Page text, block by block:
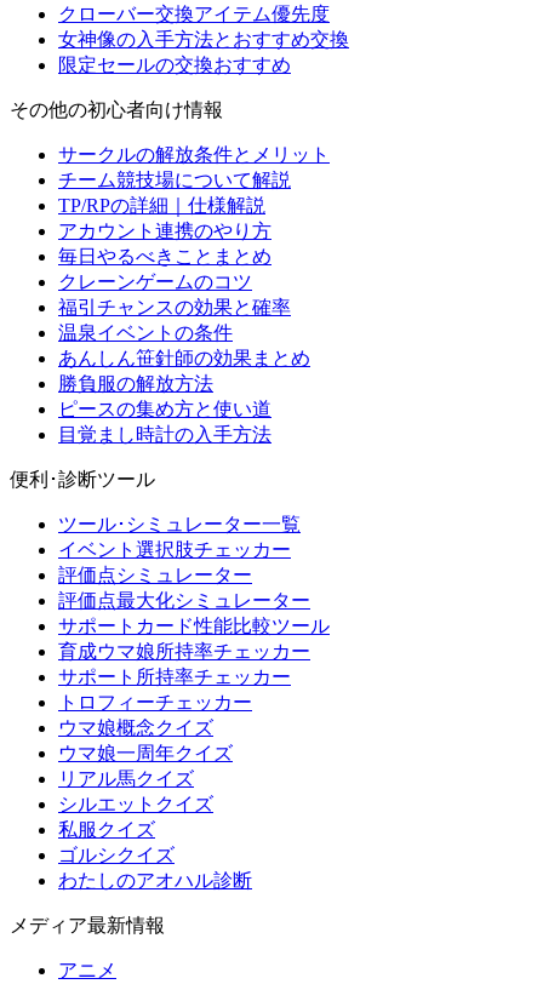
クローバー交換アイテム優先度
女神像の入手方法とおすすめ交換
限定セールの交換おすすめ
その他の初心者向け情報
サークルの解放条件とメリット
チーム競技場について解説
TP/RPの詳細｜仕様解説
アカウント連携のやり方
毎日やるべきことまとめ
クレーンゲームのコツ
福引チャンスの効果と確率
温泉イベントの条件
あんしん笹針師の効果まとめ
勝負服の解放方法
ピースの集め方と使い道
目覚まし時計の入手方法
便利･診断ツール
ツール･シミュレーター一覧
イベント選択肢チェッカー
評価点シミュレーター
評価点最大化シミュレーター
サポートカード性能比較ツール
育成ウマ娘所持率チェッカー
サポート所持率チェッカー
トロフィーチェッカー
ウマ娘概念クイズ
ウマ娘一周年クイズ
リアル馬クイズ
シルエットクイズ
私服クイズ
ゴルシクイズ
わたしのアオハル診断
メディア最新情報
アニメ